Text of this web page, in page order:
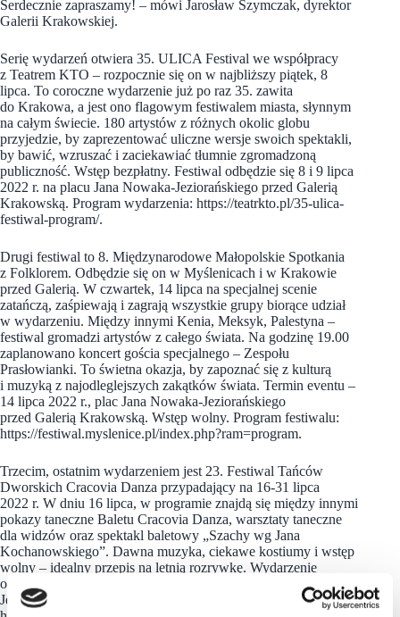
Serdecznie zapraszamy! – mówi Jarosław Szymczak, dyrektor
Galerii Krakowskiej.
Serię wydarzeń otwiera 35. ULICA Festival we współpracy
z Teatrem KTO – rozpocznie się on w najbliższy piątek, 8
lipca. To coroczne wydarzenie już po raz 35. zawita
do Krakowa, a jest ono flagowym festiwalem miasta, słynnym
na całym świecie. 180 artystów z różnych okolic globu
przyjedzie, by zaprezentować uliczne wersje swoich spektakli,
by bawić, wzruszać i zaciekawiać tłumnie zgromadzoną
publiczność. Wstęp bezpłatny. Festiwal odbędzie się 8 i 9 lipca
2022 r. na placu Jana Nowaka-Jeziorańskiego przed Galerią
Krakowską. Program wydarzenia: https://teatrkto.pl/35-ulica-
festiwal-program/.
Drugi festiwal to 8. Międzynarodowe Małopolskie Spotkania
z Folklorem. Odbędzie się on w Myślenicach i w Krakowie
przed Galerią. W czwartek, 14 lipca na specjalnej scenie
zatańczą, zaśpiewają i zagrają wszystkie grupy biorące udział
w wydarzeniu. Między innymi Kenia, Meksyk, Palestyna –
festiwal gromadzi artystów z całego świata. Na godzinę 19.00
zaplanowano koncert gościa specjalnego – Zespołu
Prasłowianki. To świetna okazja, by zapoznać się z kulturą
i muzyką z najodleglejszych zakątków świata. Termin eventu –
14 lipca 2022 r., plac Jana Nowaka-Jeziorańskiego
przed Galerią Krakowską. Wstęp wolny. Program festiwalu:
https://festiwal.myslenice.pl/index.php?ram=program.
Trzecim, ostatnim wydarzeniem jest 23. Festiwal Tańców
Dworskich Cracovia Danza przypadający na 16-31 lipca
2022 r. W dniu 16 lipca, w programie znajdą się między innymi
pokazy taneczne Baletu Cracovia Danza, warsztaty taneczne
dla widzów oraz spektakl baletowy „Szachy wg Jana
Kochanowskiego”. Dawna muzyka, ciekawe kostiumy i wstęp
wolny – idealny przepis na letnią rozrywkę. Wydarzenie
odbędzie się 16 lipca 2022 r. na placu Jana Nowaka-
Jeziorańskiego przed Galerią Krakowską. Program festiwalu: